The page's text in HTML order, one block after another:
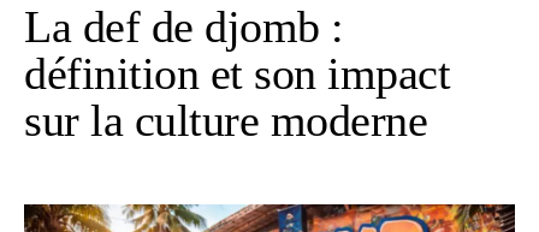
La def de djomb :
définition et son impact
sur la culture moderne